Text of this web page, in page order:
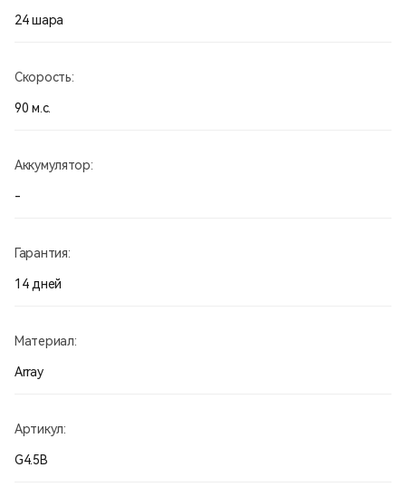
24 шара
Скорость:
90 м.с.
Аккумулятор:
-
Гарантия:
14 дней
Материал:
Array
Артикул:
G4.5В